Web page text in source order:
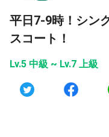
平日7-9時！シン
スコート！
Lv.5 中級 ~ Lv.7 上級